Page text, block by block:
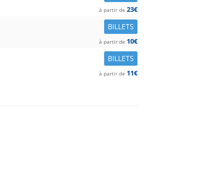
à partir de 23€
BILLETS
à partir de 10€
BILLETS
à partir de 11€